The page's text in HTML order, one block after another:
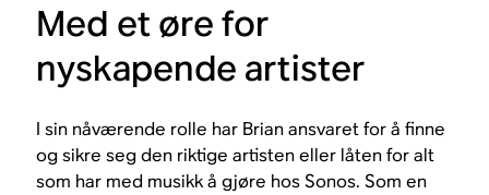
Med et øre for
nyskapende artister
I sin nåværende rolle har Brian ansvaret for å finne
og sikre seg den riktige artisten eller låten for alt
som har med musikk å gjøre hos Sonos. Som en